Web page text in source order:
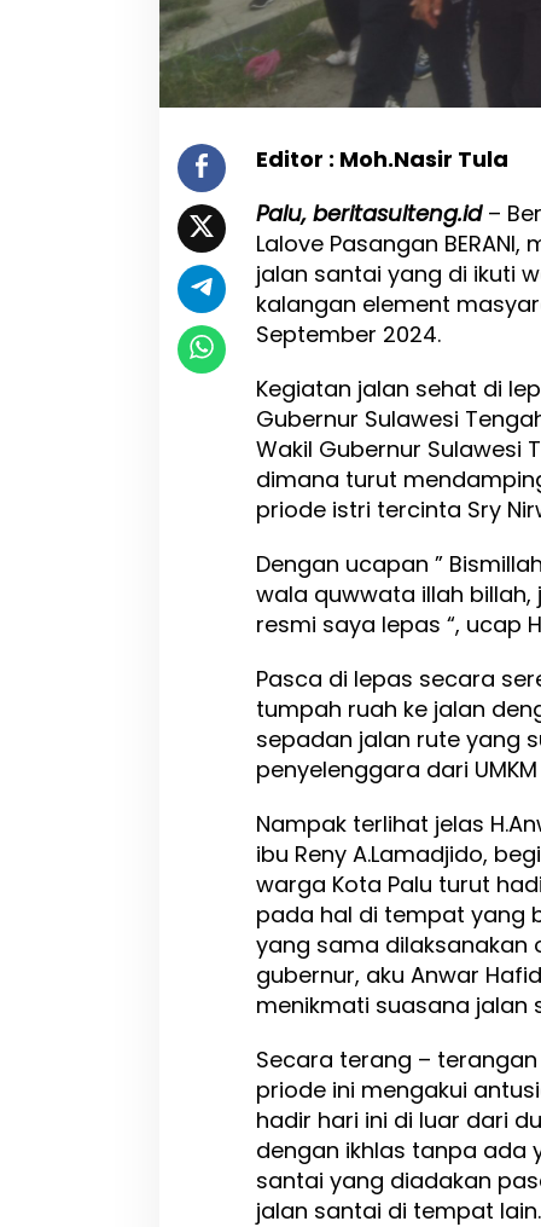
l
a
h
i
r
a
m
a
n
i
r
r
h
m
J
a
l
a
S
a
n
t
R
e
s
m
S
a
y
a
L
p
a
s
Editor : Moh.Nasir Tula
Palu, beritasulteng.id–
Lalove Pasangan
jalan santai yang di ikuti
kalangan element
September 2024.
Kegiatan jalan sehat di
Gubernur Sulawesi
Wakil Gubernur Sulawesi
dimana turut
priode istri tercinta Sry
Dengan ucapan ”
wala quwwata illah
resmi saya lepas “, ucap
Pasca di lepas secara
tumpah ruah ke jalan
sepadan jalan rute yang
penyelenggara dari UMKM
Nampak terlihat jelas
ibu Reny A.Lamadjido,
warga Kota Palu turut
pada hal di tempat yang
yang sama dilaksanakan
gubernur, aku Anwar
menikmati suasana jalan
Secara terang –
priode ini mengakui
hadir hari ini di luar dari
dengan ikhlas tanpa ada
santai yang diadakan
jalan santai di tempat lain.